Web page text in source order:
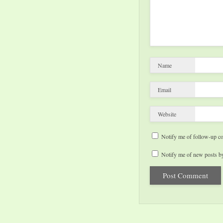
Name
Email
Website
Notify me of follow-up
Notify me of new posts